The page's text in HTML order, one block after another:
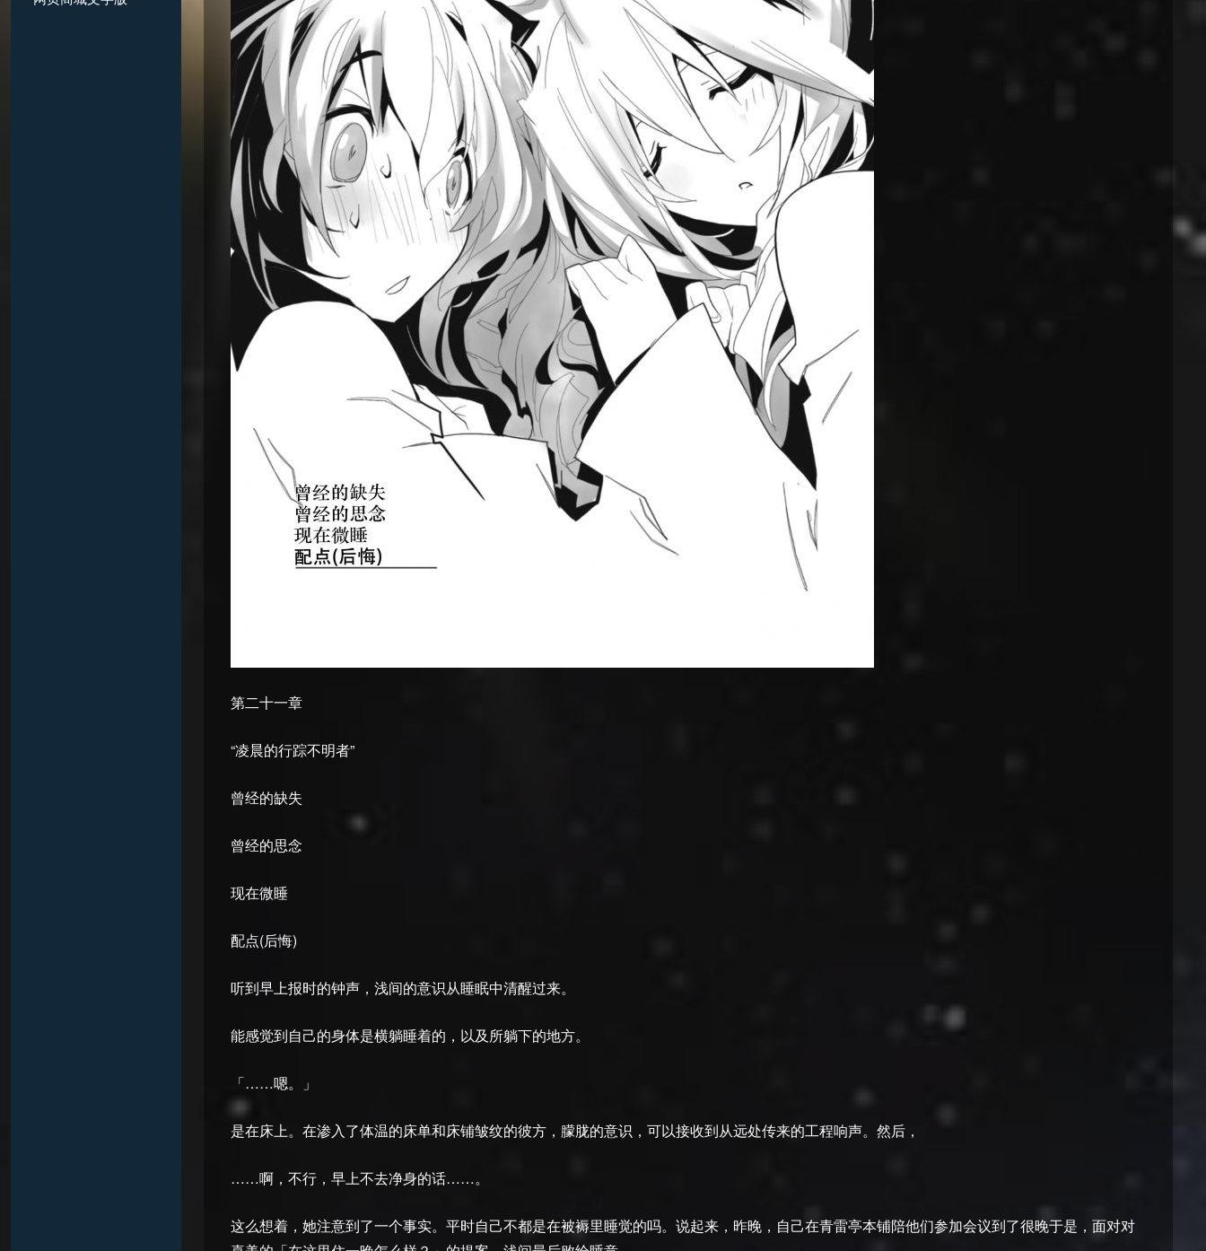
第二十一章
“凌晨的行踪不明者”
曾经的缺失
曾经的思念
现在微睡
配点(后悔)
听到早上报时的钟声，浅间的意识从睡眠中清醒过来。
能感觉到自己的身体是横躺睡着的，以及所躺下的地方。
「……嗯。」
是在床上。在渗入了体温的床单和床铺皱纹的彼方，朦胧的意识，可以接收到从远处传来的工程响声。然后，
……啊，不行，早上不去净身的话……。
这么想着，她注意到了一个事实。平时自己不都是在被褥里睡觉的吗。说起来，昨晚，自己在青雷亭本铺陪他们参加会议到了很晚于是，面对对